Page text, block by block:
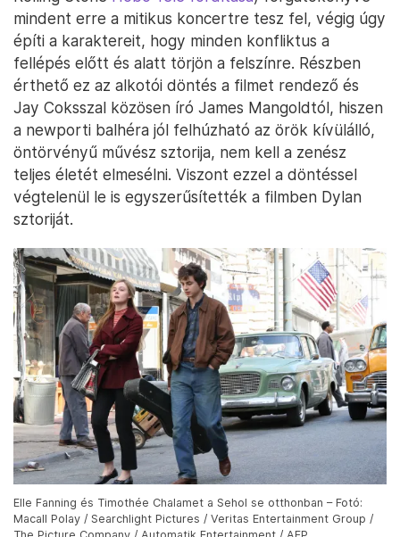
mindent erre a mitikus koncertre tesz fel, végig úgy
építi a karaktereit, hogy minden konfliktus a
fellépés előtt és alatt törjön a felszínre. Részben
érthető ez az alkotói döntés a filmet rendező és
Jay Coksszal közösen író James Mangoldtól, hiszen
a newporti balhéra jól felhúzható az örök kívülálló,
öntörvényű művész sztorija, nem kell a zenész
teljes életét elmesélni. Viszont ezzel a döntéssel
végtelenül le is egyszerűsítették a filmben Dylan
sztoriját.
Elle Fanning és Timothée Chalamet a Sehol se otthonban – Fotó:
Macall Polay / Searchlight Pictures / Veritas Entertainment Group /